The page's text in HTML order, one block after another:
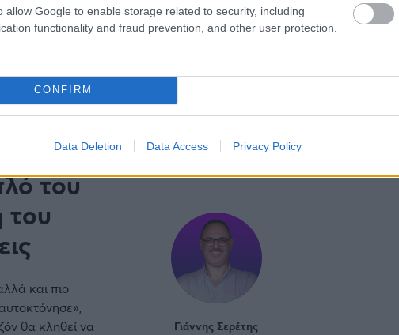
allow Google to enable storage related to security, including
functionality and fraud prevention, and other user protection.
CONFIRM
Data Deletion Data Access Privacy Policy
που
του
του
και πιο
θα κληθεί να
Γιάννης Σερέτης